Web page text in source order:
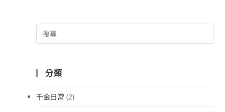
分類
千金日常 (2)